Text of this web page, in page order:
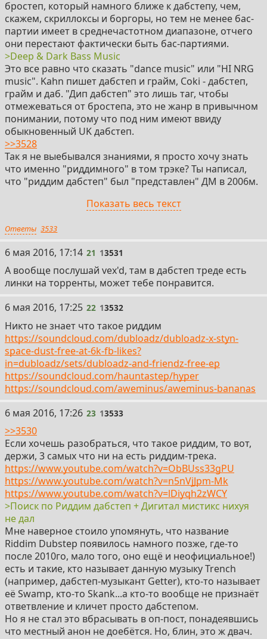
бростеп, который намного ближе к дабстепу, чем,
скажем, скриллоксы и боргоры, но тем не менее бас-
партии имеет в среднечастотном диапазоне, отчего
они перестают фактически быть бас-партиями.
>Deep & Dark Bass Music
Это все равно что сказать "dance music" или "HI NRG
music". Kahn пишет дабстеп и грайм, Coki - дабстеп,
грайм и даб. "Дип дабстеп" это лишь таг, чтобы
отмежеваться от бростепа, это не жанр в привычном
понимании, потому что под ним имеют ввиду
обыкновенный UK дабстеп.
>>3528
Так я не выебывался знаниями, я просто хочу знать
что именно "риддимного" в том трэке? Ты написал,
что "риддим дабстеп" был "представлен" ДМ в 2006м.
+ Дигитал мистикс нихуя не дал, только линк на этот
https://www.youtube.com/watch?v=DNCp50FXuaM
Это я все к чему, что именно ты хочешь, чтобы
постили ИТТ?
https://amecha.bandcamp.com/album/subversion
https://www.youtube.com/watch?v=U8DxrW48KZ4
Короче я, кажется, понял
>Riddim is a sub-genre of Brostep that relies on heavy
use of repetition. The synths in riddim also tend to have
a much more off-kilter and unstable sound compared to
traditional brostep. Riddim also takes a lot of influence
from Dubstep with a lot of focus being on the sub-bass
since riddim tracks usually have less sounds in the
overall track and are more minimal than brostep. It's
also common for riddim artists to add influences of Trap
into their music such as trap snares, hats or 808s. While
riddim had already been around for a few years it only
gained popularity in the brostep scene in early-mid 2014.
Как бы там ни было больше минималистичного
бростепа я не знаю, кроме этих двух.
Показать весь текст
Ответы 3533
21
6 мая 2016, 17:14 21 13531
А вообще послушай vex'd, там в дабстеп треде есть
линки на торренты, может тебе понравится.
22
6 мая 2016, 17:25 22 13532
Никто не знает что такое риддим
https://soundcloud.com/dubloadz/dubloadz-x-styn-
space-dust-free-at-6k-fb-likes?
in=dubloadz/sets/dubloadz-and-friendz-free-ep
https://soundcloud.com/hauntastep/hyper
https://soundcloud.com/aweminus/aweminus-bananas
23
6 мая 2016, 17:26 23 13533
>>3530
Если хочешь разобраться, что такое риддим, то вот,
держи, 3 самых что ни на есть риддим-трека.
https://www.youtube.com/watch?v=ObBUss33gPU
https://www.youtube.com/watch?v=n5nVjJpm-Mk
https://www.youtube.com/watch?v=lDiyqh2zWCY
>Поиск по Риддим дабстеп + Дигитал мистикс нихуя
не дал
Мне наверное стоило упомянуть, что название
Riddim Dubstep появилось намного позже, где-то
после 2010го, мало того, оно ещё и неофициальное!)
есть и такие, кто называет данную музыку Trench
(например, дабстеп-музыкант Getter), кто-то называет
её Swamp, кто-то Skank...а кто-то вообще не признаёт
ответвление и кличет просто дабстепом.
Но я не стал это вбрасывать в оп-пост, понадеявшись
что местный анон не доебётся. Но, блин, это ж двач.